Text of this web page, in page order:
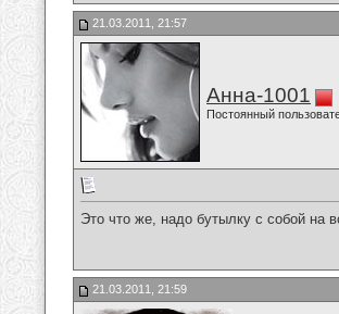
21.03.2011, 21:57
Анна-1001
Постоянный
Это что же, надо бутылку с собой на
21.03.2011, 21:59